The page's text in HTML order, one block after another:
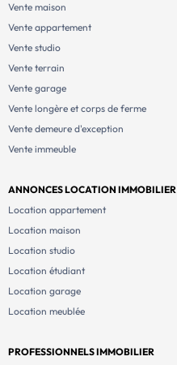
Vente maison
Vente appartement
Vente studio
Vente terrain
Vente garage
Vente longère et corps de ferme
Vente demeure d'exception
Vente immeuble
ANNONCES LOCATION IMMOBILIER
Location appartement
Location maison
Location studio
Location étudiant
Location garage
Location meublée
PROFESSIONNELS IMMOBILIER